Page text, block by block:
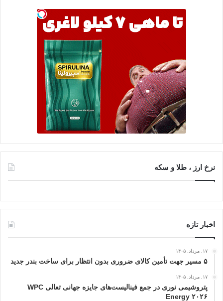
نرخ ارز ، طلا و سکه
اخبار تازه
۱۷, مرداد, ۱۴۰۵
۵ مسیر جهت تأمین کالای ضروری بدون انتظار برای ساخت بندر جدید
۱۷, مرداد, ۱۴۰۵
پتروشیمی نوری در جمع فینالیست‌های جایزه جهانی تعالی WPC
Energy ۲۰۲۶